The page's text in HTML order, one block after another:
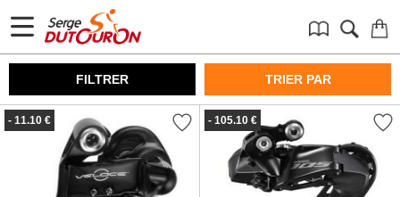
FILTRER TRIER PAR
- 11.10 € - 105.10 €